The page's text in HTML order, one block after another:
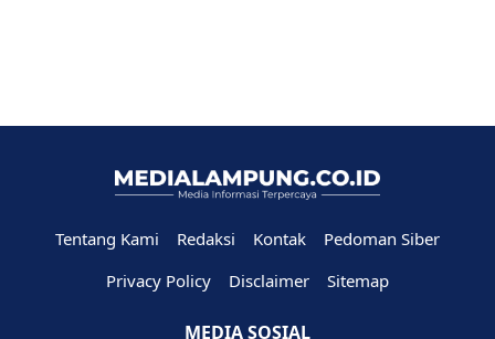
Tentang Kami Redaksi Kontak
Pedoman Siber
Privacy Policy
Disclaimer Sitemap
MEDIA SOSIAL